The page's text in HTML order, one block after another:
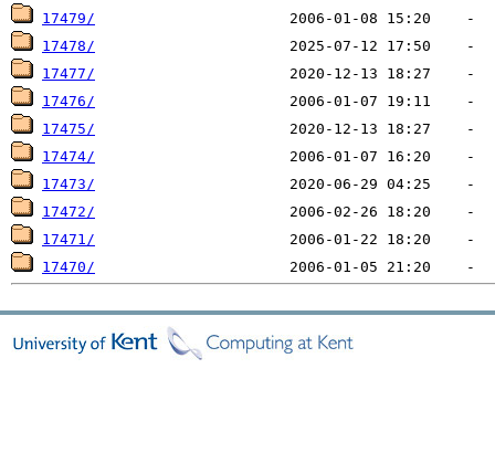
17479/
17478/
17477/
17476/
17475/
17474/
17473/
17472/
17471/
17470/